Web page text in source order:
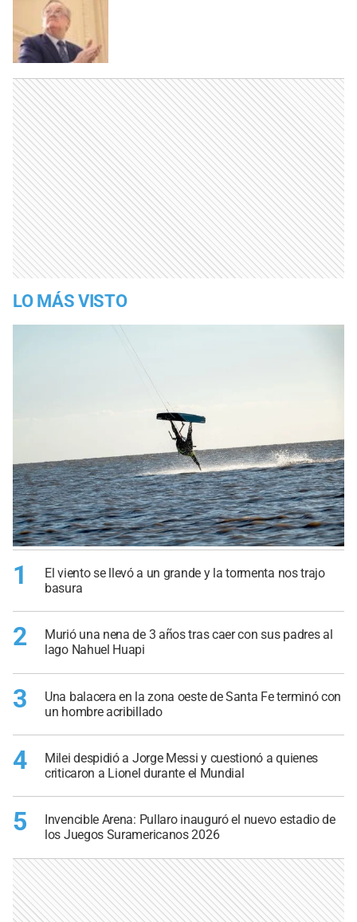
LO MÁS VISTO
1
El viento se llevó a un grande y la tormenta nos trajo
basura
2
Murió una nena de 3 años tras caer con sus padres al
lago Nahuel Huapi
3
Una balacera en la zona oeste de Santa Fe terminó con
un hombre acribillado
4
Milei despidió a Jorge Messi y cuestionó a quienes
criticaron a Lionel durante el Mundial
5
Invencible Arena: Pullaro inauguró el nuevo estadio de
los Juegos Suramericanos 2026